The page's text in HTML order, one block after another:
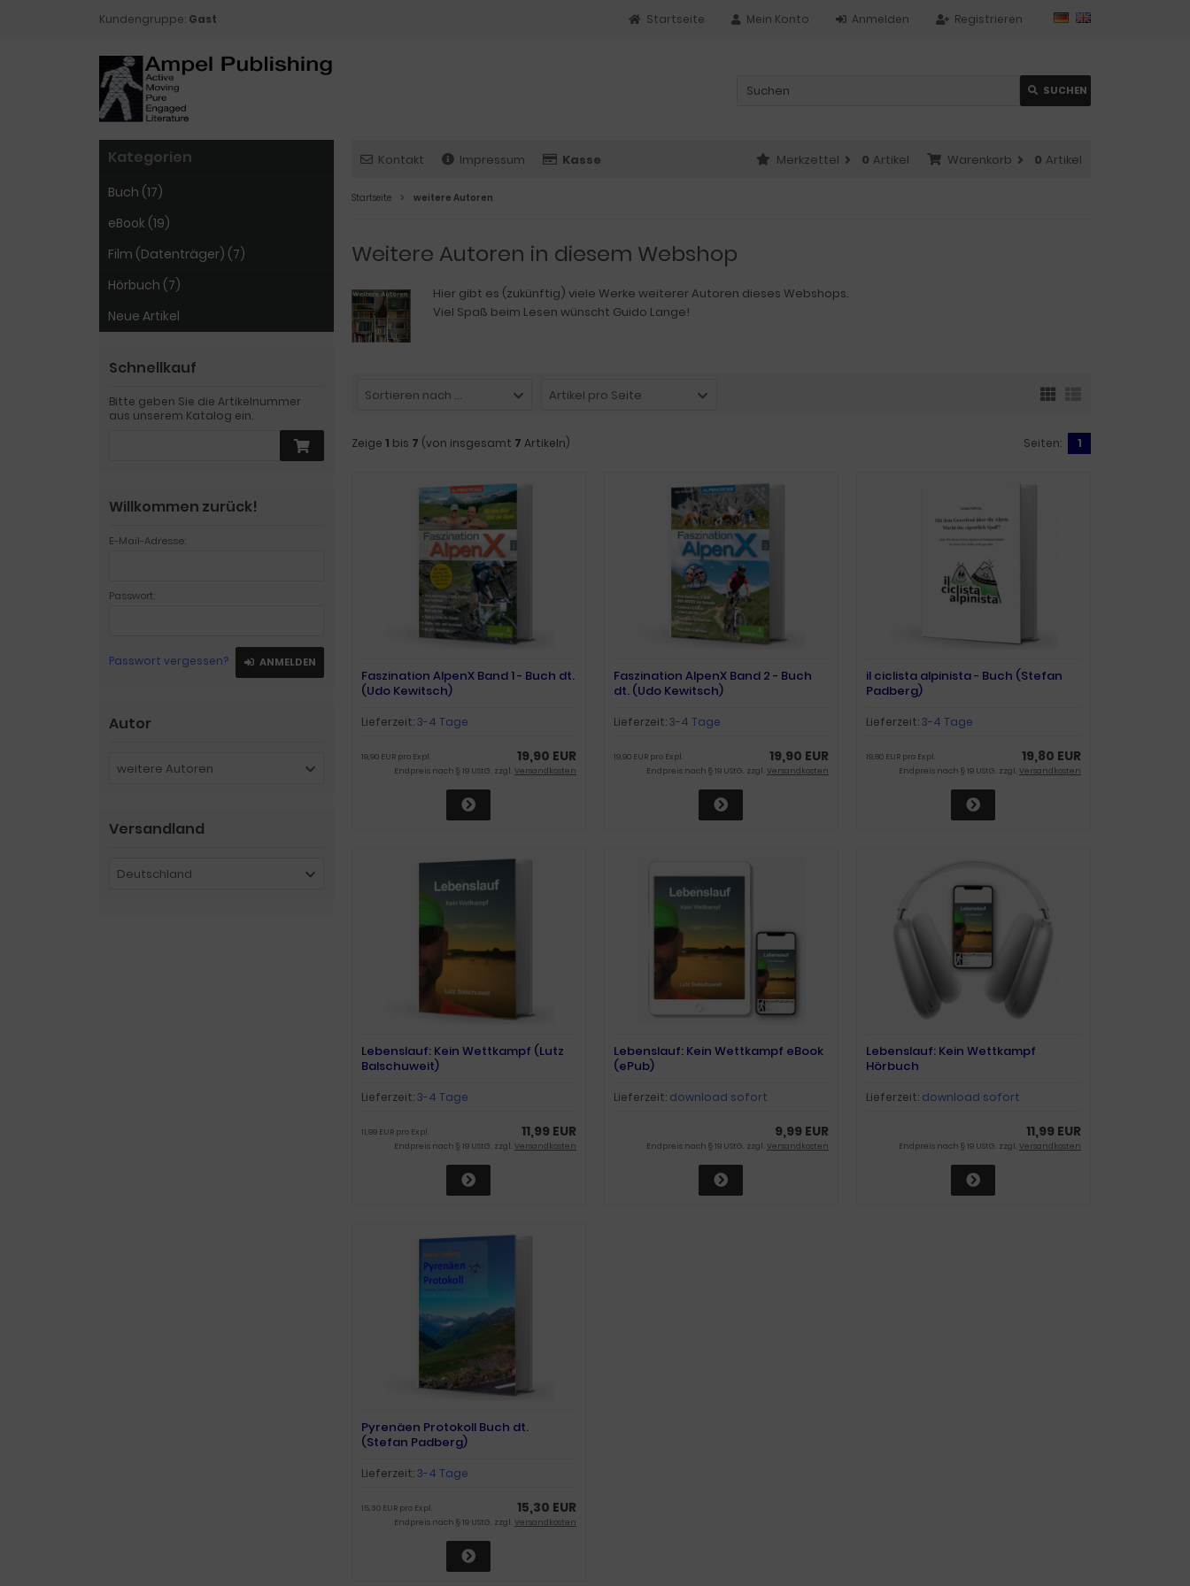
Kundengruppe: Gast Registrieren
Anmelden
Mein Konto
Startseite
SUCHEN
Kontakt Impressum Kasse Warenkorb 0 Artikel
Merkzettel 0 Artikel
Startseite weitere Autoren
Weitere Autoren in diesem Webshop
Hier gibt es (zukünftig) viele Werke weiterer Autoren dieses Webshops.
Viel Spaß beim Lesen wünscht Guido Lange!
Sortieren nach ... Artikel pro Seite
Zeige 1 bis 7 (von insgesamt 7 Artikeln) Seiten: 1
Faszination AlpenX Band 1 - Buch dt.
(Udo Kewitsch)
Lieferzeit:3-4 Tage
19,90 EUR
19,90 EUR pro Expl.
Endpreis nach § 19 UStG. zzgl. Versandkosten
Faszination AlpenX Band 2 - Buch
dt. (Udo Kewitsch)
Lieferzeit:3-4 Tage
19,90 EUR
19,90 EUR pro Expl.
Endpreis nach § 19 UStG. zzgl. Versandkosten
il ciclista alpinista - Buch (Stefan
Padberg)
Lieferzeit:3-4 Tage
19,80 EUR
19,80 EUR pro Expl.
Endpreis nach § 19 UStG. zzgl. Versandkosten
Lebenslauf: Kein Wettkampf (Lutz
Balschuweit)
Lieferzeit:3-4 Tage
11,99 EUR
11,99 EUR pro Expl.
Endpreis nach § 19 UStG. zzgl. Versandkosten
Lebenslauf: Kein Wettkampf eBook
(ePub)
Lieferzeit: download sofort
9,99 EUR
Endpreis nach § 19 UStG. zzgl. Versandkosten
Lebenslauf: Kein Wettkampf
Hörbuch
Lieferzeit: download sofort
11,99 EUR
Endpreis nach § 19 UStG. zzgl. Versandkosten
Pyrenäen Protokoll Buch dt.
(Stefan Padberg)
Lieferzeit:3-4 Tage
15,30 EUR
15,30 EUR pro Expl.
Endpreis nach § 19 UStG. zzgl. Versandkosten
Kategorien
Buch (17)
eBook (19)
Film (Datenträger) (7)
Hörbuch (7)
Neue Artikel
Schnellkauf
Bitte geben Sie die Artikelnummer
aus unserem Katalog ein.
Willkommen zurück!
E-Mail-Adresse:
Passwort:
Passwort vergessen? ANMELDEN
Autor
weitere Autoren
Versandland
Deutschland